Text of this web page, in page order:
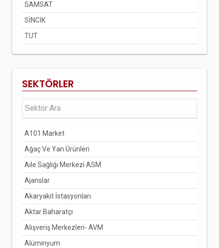
SAMSAT
SİNCİK
TUT
SEKTÖRLER
A101 Market
Ağaç Ve Yan Ürünleri
Aile Sağlığı Merkezi ASM
Ajanslar
Akaryakıt İstasyonları
Aktar Baharatçı
Alışveriş Merkezleri- AVM
Alüminyum